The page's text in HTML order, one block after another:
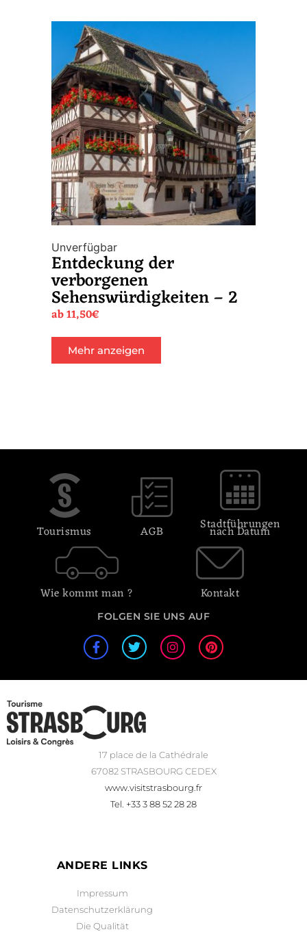
Unverfügbar
Entdeckung der
verborgenen
Sehenswürdigkeiten – 2
ab11,50€
Mehr anzeigen
Tourismus AGB Stadtführungen
nach Datum
Wie kommt man ? Kontakt
FOLGEN SIE UNS AUF
17 place de la Cathédrale
67082 STRASBOURG CEDEX
www.visitstrasbourg.fr
Tel. +33 3 88 52 28 28
ANDERE LINKS
Impressum
Datenschutzerklärung
Die Qualität